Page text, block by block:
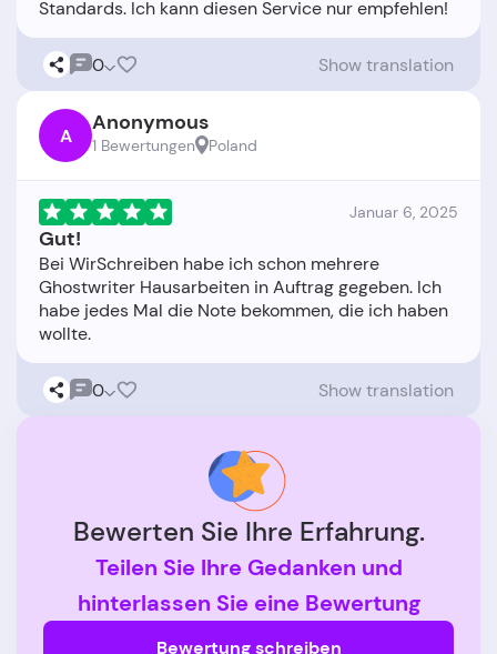
0 Show translation
A Anonymous
1 Bewertungen Poland
Januar 6, 2025
Gut!
Bei WirSchreiben habe ich schon mehrere
Ghostwriter Hausarbeiten in Auftrag gegeben. Ich
habe jedes Mal die Note bekommen, die ich haben
0 Show translation
Bewerten Sie Ihre Erfahrung.
Teilen Sie Ihre Gedanken und
hinterlassen Sie eine Bewertung
Bewertung schreiben